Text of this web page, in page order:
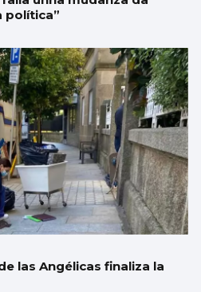
política”
las Angélicas finaliza la